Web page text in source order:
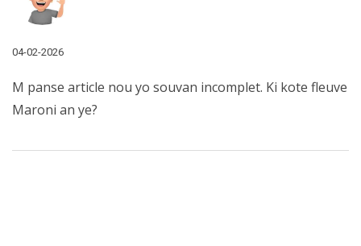
04-02-2026
M panse article nou yo souvan incomplet. Ki kote fleuve
Maroni an ye?